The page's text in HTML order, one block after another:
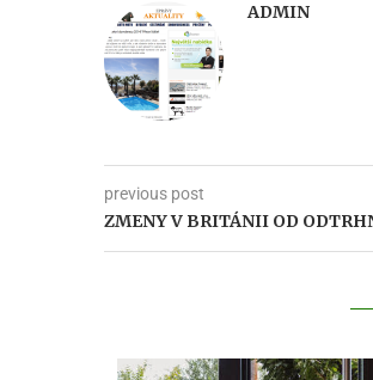
ADMIN
previous post
ZMENY V BRITÁNII OD